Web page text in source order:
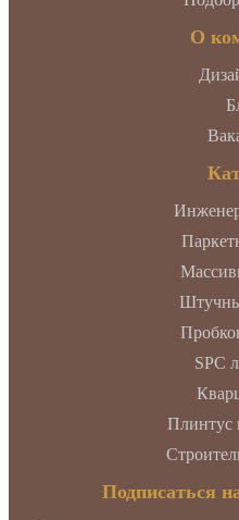
О
SPC
Плинтус
Подписаться